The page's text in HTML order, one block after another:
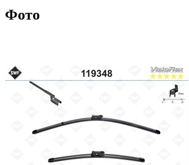
Фото